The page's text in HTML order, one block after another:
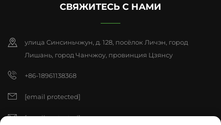
СВЯЖИТЕСЬ С НАМИ
улица Синсиньчжун, д. 128, посёлок Личэн, город
Лишань, город Чанчжоу, провинция Цзянсу
+86-18961138368
[email protected]
[email protected]